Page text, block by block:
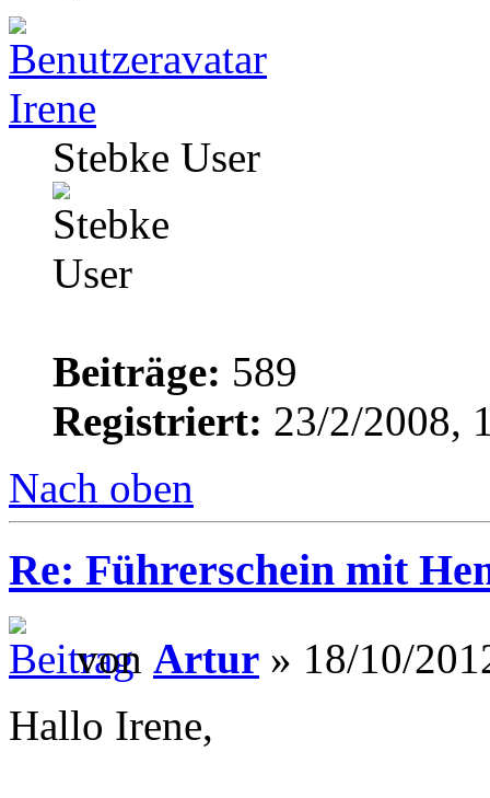
Irene
Stebke User
Beiträge: 589
Registriert: 23/2/2008,
Nach oben
Re: Führerschein mit
von Artur » 18/10/
Hallo Irene,